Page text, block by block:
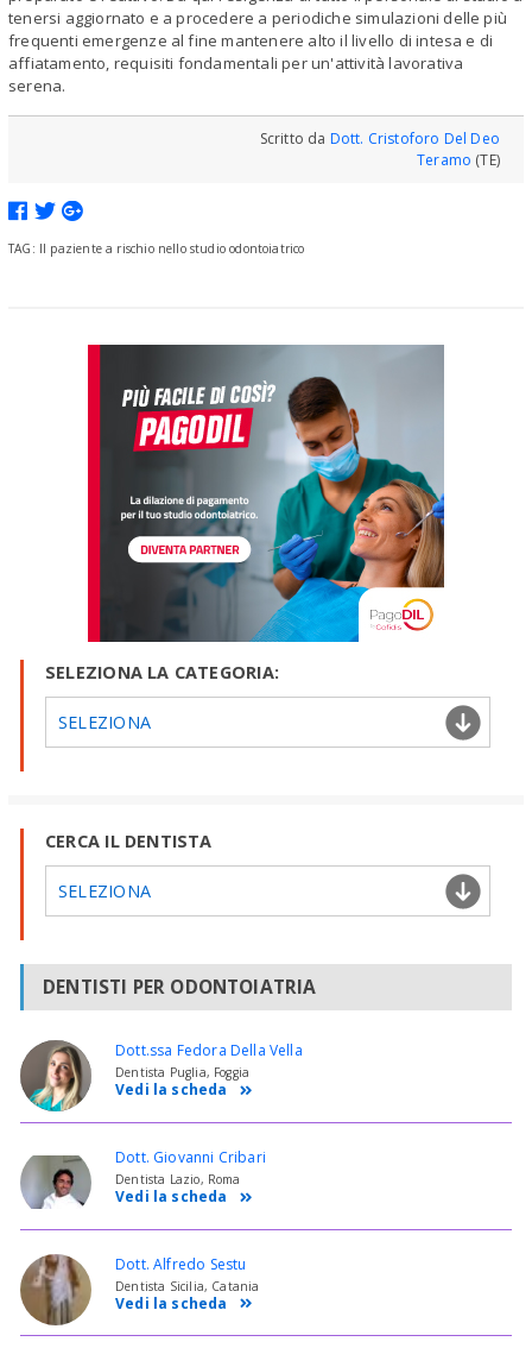
tenersi aggiornato e a procedere a periodiche simulazioni delle più
frequenti emergenze al fine mantenere alto il livello di intesa e di
affiatamento, requisiti fondamentali per un'attività lavorativa
serena.
Scritto da Dott. Cristoforo Del Deo
Teramo (TE)
TAG: Il paziente a rischio nello studio odontoiatrico
SELEZIONA LA CATEGORIA:
SELEZIONA
CERCA IL DENTISTA
SELEZIONA
DENTISTI PER ODONTOIATRIA
Dott.ssa Fedora Della Vella
Dentista Puglia, Foggia
Vedi la scheda
Dott. Giovanni Cribari
Dentista Lazio, Roma
Vedi la scheda
Dott. Alfredo Sestu
Dentista Sicilia, Catania
Vedi la scheda